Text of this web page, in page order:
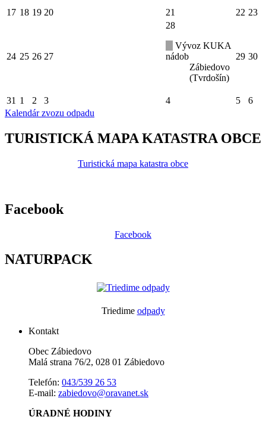
17 18 19 20 21 22 23
24 25 26 27
28
Vývoz KUKA
nádob
Zábiedovo
(Tvrdošín)
29 30
31 1 2 3 4 5
6
Kalendár zvozu odpadu
TURISTICKÁ MAPA KATASTRA OBCE
Turistická mapa katastra obce
Facebook
Facebook
NATURPACK
Triedime odpady
Kontakt
Obec Zábiedovo
Malá strana 76/2, 028 01 Zábiedovo
Telefón: 043/539 26 53
E-mail: zabiedovo@oravanet.sk
ÚRADNÉ HODINY